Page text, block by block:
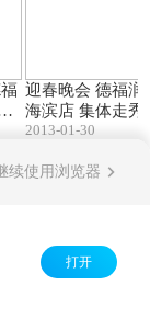
迎春晚会 德福润
海滨店 集体走秀
2013-01-30
续使用浏览器
打开